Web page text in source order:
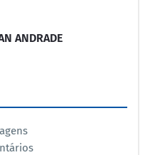
ANDRADE